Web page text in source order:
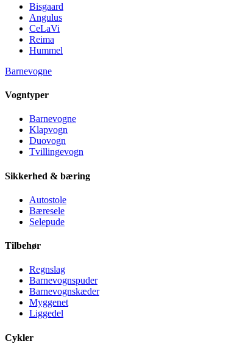
Bisgaard
Angulus
CeLaVi
Reima
Hummel
Barnevogne
Vogntyper
Barnevogne
Klapvogn
Duovogn
Tvillingevogn
Sikkerhed & bæring
Autostole
Bæresele
Selepude
Tilbehør
Regnslag
Barnevognspuder
Barnevognskæder
Myggenet
Liggedel
Cykler